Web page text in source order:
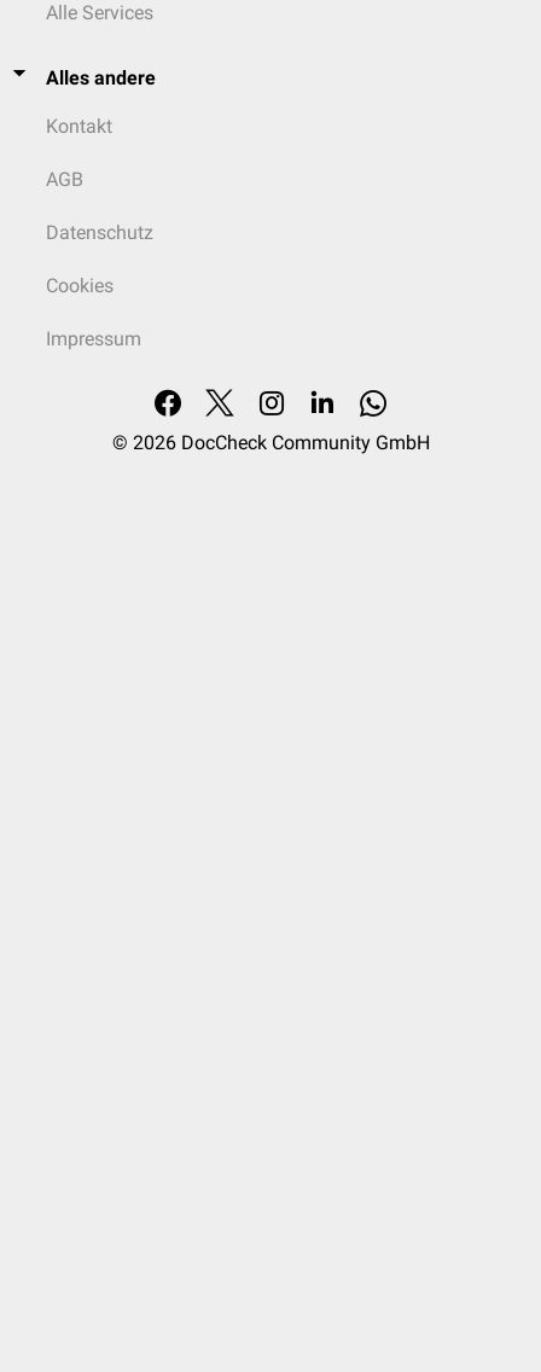
Alle Services
Alles andere
Kontakt
AGB
Datenschutz
Cookies
Impressum
© 2026 DocCheck Community GmbH